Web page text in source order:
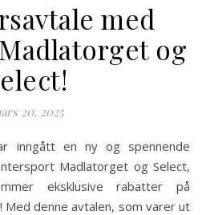
med
og
20, 2025
Madlatorget og Select,
eksklusive rabatter på
denne avtalen, som varer ut